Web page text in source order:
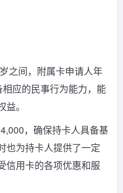
之间，附属卡申请人年
应的民事行为能力，能
。
，确保持卡人具备基
也为持卡人提供了一定
信用卡的各项优惠和服